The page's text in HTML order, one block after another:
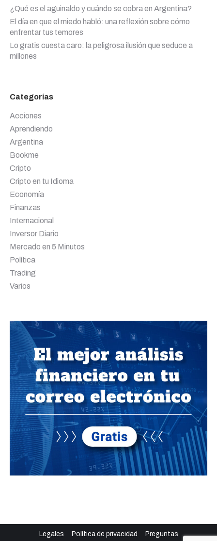
¿Qué es el aguinaldo y cuándo se cobra en Argentina?
El día en que el miedo habló: una reflexión sobre cómo
enfrentar tus temores
Lo gratis cuesta caro: la peligrosa ilusión que seduce a
millones
Categorías
Acciones
Aprendiendo
Argentina
Bookme
Cripto
Cripto en tu Idioma
Economía
Finanzas
Internacional
Inversor Diario
Mercado en 5 Minutos
Política
Trading
Varios
Legales Política de privacidad
Preguntas